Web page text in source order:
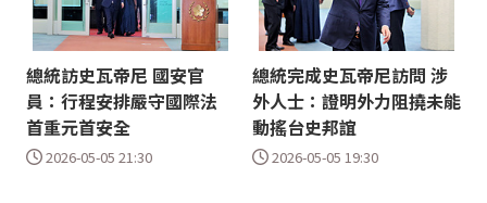
總統訪史瓦帝尼 國安官
員：行程安排嚴守國際法
首重元首安全
2026-05-05 21:30
總統完成史瓦帝尼訪問 涉
外人士：證明外力阻撓未能
動搖台史邦誼
2026-05-05 19:30